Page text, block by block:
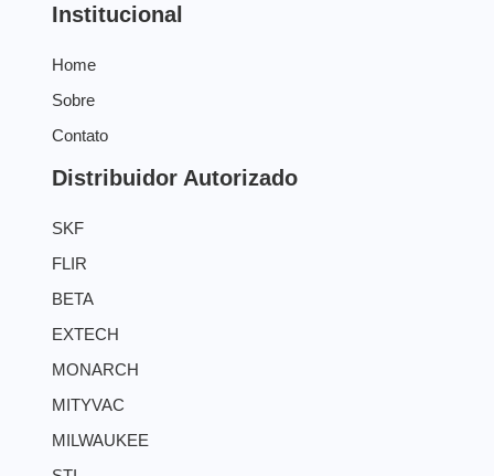
Institucional
Home
Sobre
Contato
Distribuidor Autorizado
SKF
FLIR
BETA
EXTECH
MONARCH
MITYVAC
MILWAUKEE